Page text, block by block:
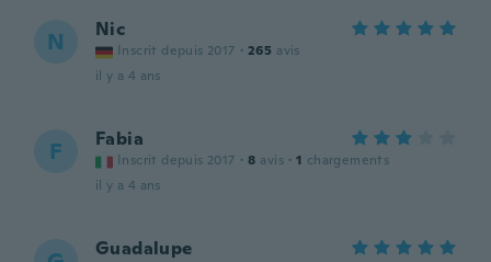
N Nic
Inscrit depuis 2017 · 265 avis
il y a 4 ans
F Fabia
Inscrit depuis 2017 · 8 avis · 1 chargements
il y a 4 ans
Guadalupe